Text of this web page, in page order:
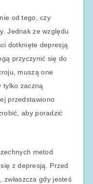
od tego, czy
Jednak ze względu
dotknięte depresją
przyczynić się do
muszą one
tylko zaczną
przedstawiono
aby poradzić
metod
z depresją. Przed
zwłaszcza gdy jesteś